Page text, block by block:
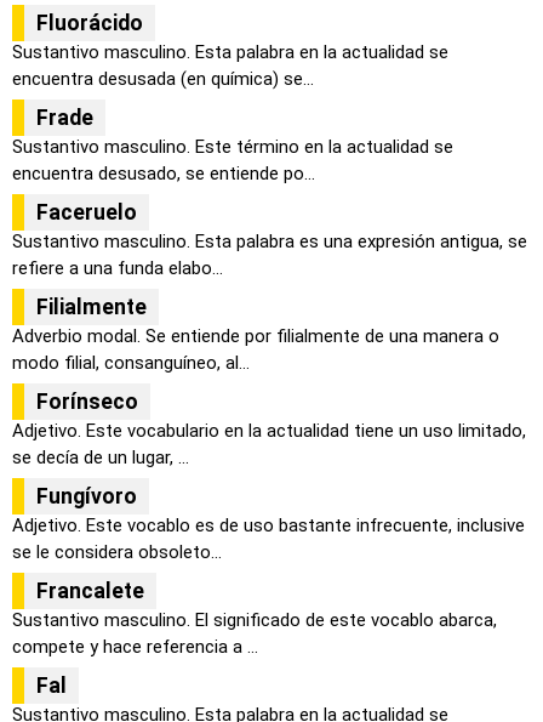
Fluorácido
Sustantivo masculino. Esta palabra en la actualidad se
encuentra desusada (en química) se...
Frade
Sustantivo masculino. Este término en la actualidad se
encuentra desusado, se entiende po...
Faceruelo
Sustantivo masculino. Esta palabra es una expresión antigua, se
refiere a una funda elabo...
Filialmente
Adverbio modal. Se entiende por filialmente de una manera o
modo filial, consanguíneo, al...
Forínseco
Adjetivo. Este vocabulario en la actualidad tiene un uso limitado,
se decía de un lugar, ...
Fungívoro
Adjetivo. Este vocablo es de uso bastante infrecuente, inclusive
se le considera obsoleto...
Francalete
Sustantivo masculino. El significado de este vocablo abarca,
compete y hace referencia a ...
Fal
Sustantivo masculino. Esta palabra en la actualidad se